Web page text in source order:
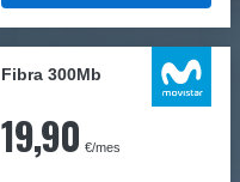
Fibra 300Mb
19,90 €/mes